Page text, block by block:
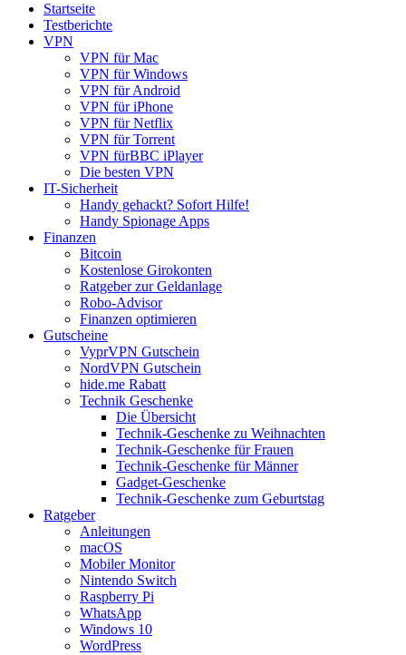
Startseite
Testberichte
VPN
VPN für Mac
VPN für Windows
VPN für Android
VPN für iPhone
VPN für Netflix
VPN für Torrent
VPN fürBBC iPlayer
Die besten VPN
IT-Sicherheit
Handy gehackt? Sofort Hilfe!
Handy Spionage Apps
Finanzen
Bitcoin
Kostenlose Girokonten
Ratgeber zur Geldanlage
Robo-Advisor
Finanzen optimieren
Gutscheine
VyprVPN Gutschein
NordVPN Gutschein
hide.me Rabatt
Technik Geschenke
Die Übersicht
Technik-Geschenke zu Weihnachten
Technik-Geschenke für Frauen
Technik-Geschenke für Männer
Gadget-Geschenke
Technik-Geschenke zum Geburtstag
Ratgeber
Anleitungen
macOS
Mobiler Monitor
Nintendo Switch
Raspberry Pi
WhatsApp
Windows 10
WordPress